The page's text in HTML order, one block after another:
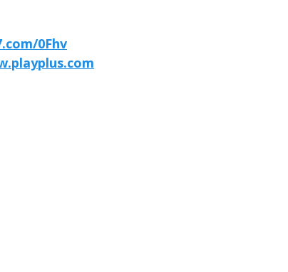
0Fhv